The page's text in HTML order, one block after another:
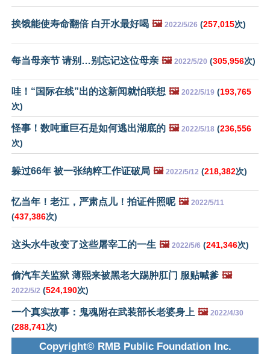
挨饿能使寿命翻倍 白开水最好喝 🖼️ 2022/5/26 (257,015次)
每当母亲节 请别…别忘记这位母亲 🖼️ 2022/5/20 (305,956次)
哇！“国际在线”出的这新闻就怕联想 🖼️ 2022/5/19 (193,765
次)
怪事！数吨重巨石是如何逃出湖底的 🖼️ 2022/5/18 (236,556
次)
躲过66年 被一张纳粹工作证破局 🖼️ 2022/5/12 (218,382次)
忆当年！老江，严肃点儿！拍证件照呢 🖼️ 2022/5/11
(437,386次)
这头水牛改变了这些屠宰工的一生 🖼️ 2022/5/6 (241,346次)
偷汽车关监狱 薄熙来被黑老大踢肿肛门 服贴喊爹 🖼️
2022/5/2 (524,190次)
一个真实故事：鬼魂附在武装部长老婆身上 🖼️ 2022/4/30
(288,741次)
Copyright© RMB Public Foundation Inc.